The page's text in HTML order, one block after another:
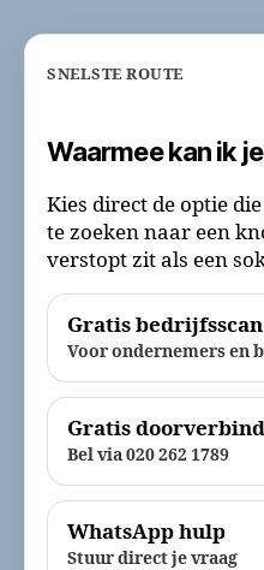
SNELSTE ROUTE
Waarmee kan ik
Kies direct de optie
te zoeken naar een
verstopt zit als een
Gratis bedrijfsscan
Voor ondernemers en
Gratis
Bel via 020 262 1789
WhatsApp hulp
Stuur direct je vraag